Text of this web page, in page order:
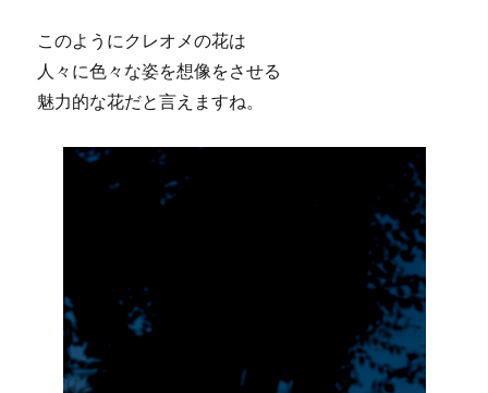
このようにクレオメの花は
人々に色々な姿を想像をさせる
魅力的な花だと言えますね。